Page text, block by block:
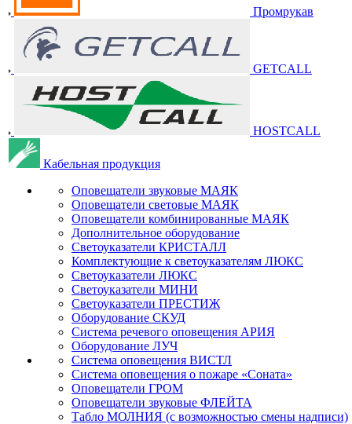
Промрукав
GETCALL
HOSTCALL
Кабельная продукция
Оповещатели звуковые МАЯК
Оповещатели световые МАЯК
Оповещатели комбинированные МАЯК
Дополнительное оборудование
Светоуказатели КРИСТАЛЛ
Комплектующие к светоуказателям ЛЮКС
Светоуказатели ЛЮКС
Светоуказатели МИНИ
Светоуказатели ПРЕСТИЖ
Оборудование СКУД
Система речевого оповещения АРИЯ
Оборудование ЛУЧ
Система оповещения ВИСТЛ
Система оповещения о пожаре «Соната»
Оповещатели ГРОМ
Оповещатели звуковые ФЛЕЙТА
Табло МОЛНИЯ (с возможностью смены надписи)